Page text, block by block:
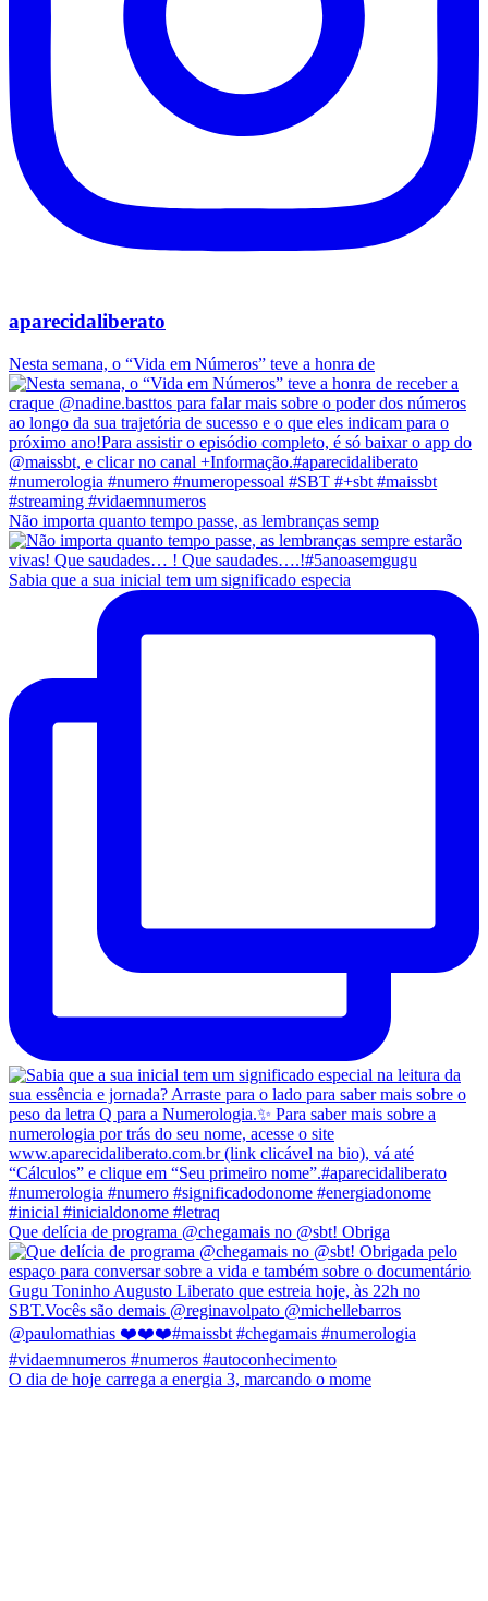
aparecidaliberato
Nesta semana, o “Vida em Números” teve a honra de
Não importa quanto tempo passe, as lembranças semp
Sabia que a sua inicial tem um significado especia
Que delícia de programa @chegamais no @sbt! Obriga
O dia de hoje carrega a energia 3, marcando o mome